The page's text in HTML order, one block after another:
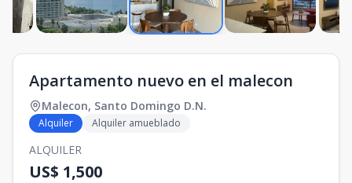
Apartamento nuevo en el malecon
Malecon, Santo Domingo D.N.
Alquiler Alquiler amueblado
ALQUILER
US$ 1,500